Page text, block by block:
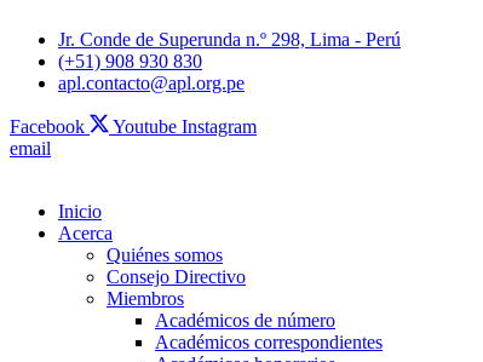
Jr. Conde de Superunda n.º 298, Lima - Perú
(+51) 908 930 830
apl.contacto@apl.org.pe
Facebook Youtube Instagram
email
Inicio
Acerca
Quiénes somos
Consejo Directivo
Miembros
Académicos de número
Académicos correspondientes